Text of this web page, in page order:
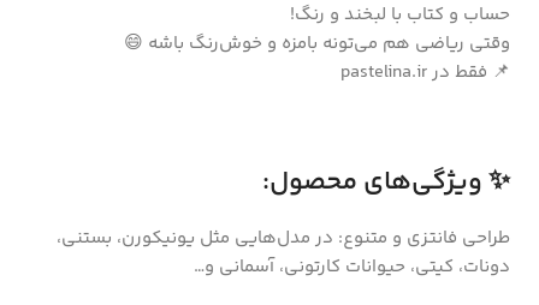
حساب و کتاب با لبخند و رنگ!
وقتی ریاضی هم می‌تونه بامزه و خوش‌رنگ باشه 😄
📌 فقط در pastelina.ir
✨ ویژگی‌های محصول:
طراحی فانتزی و متنوع: در مدل‌هایی مثل یونیکورن، بستنی،
دونات، کیتی، حیوانات کارتونی، آسمانی و…